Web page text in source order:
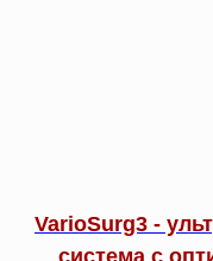
VarioSurg3 -
система c